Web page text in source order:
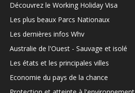
Découvrez le Working Holiday Visa
Les plus beaux Parcs Nationaux
Les dernières infos Whv
Australie de l'Ouest - Sauvage et isolé
Les états et les principales villes
Economie du pays de la chance